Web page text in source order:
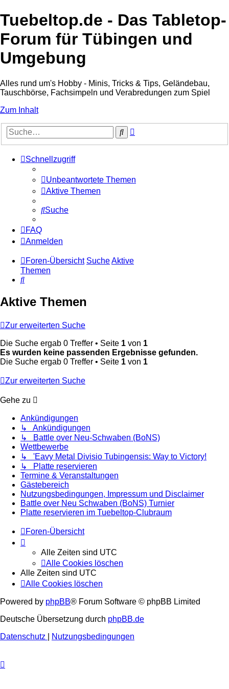
Tuebeltop.de - Das Tabletop-
Forum für Tübingen und
Umgebung
Alles rund um's Hobby - Minis, Tricks & Tips, Geländebau,
Tauschbörse, Fachsimpeln und Verabredungen zum Spiel
Zum Inhalt
Suche
Schnellzugriff
Unbeantwortete Themen
Aktive Themen
Suche
FAQ
Anmelden
Foren-Übersicht SucheAktive
Themen
Suche
Aktive Themen
Zur erweiterten Suche
Die Suche ergab 0 Treffer • Seite 1 von 1
Es wurden keine passenden Ergebnisse gefunden.
Die Suche ergab 0 Treffer • Seite 1 von 1
Zur erweiterten Suche
Gehe zu
Ankündigungen
↳ Ankündigungen
↳ Battle over Neu-Schwaben (BoNS)
Wettbewerbe
↳ 'Eavy Metal Divisio Tubingensis: Way to Victory!
↳ Platte reservieren
Termine & Veranstaltungen
Gästebereich
Nutzungsbedingungen, Impressum und Disclaimer
Battle over Neu Schwaben (BoNS) Turnier
Platte reservieren im Tuebeltop-Clubraum
Foren-Übersicht
Alle Zeiten sind UTC
Alle Cookies löschen
Alle Zeiten sind UTC
Alle Cookies löschen
Powered by phpBB® Forum Software © phpBB Limited
Deutsche Übersetzung durch phpBB.de
Datenschutz
Nutzungsbedingungen